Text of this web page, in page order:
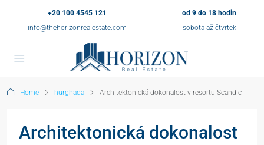
+20 100 4545 121
info@thehorizonrealestate.com
od 9 do 18 hodin
sobota až čtvrtek
Home hurghada Architektonická dokonalost v resortu Scandic
Architektonická dokonalost